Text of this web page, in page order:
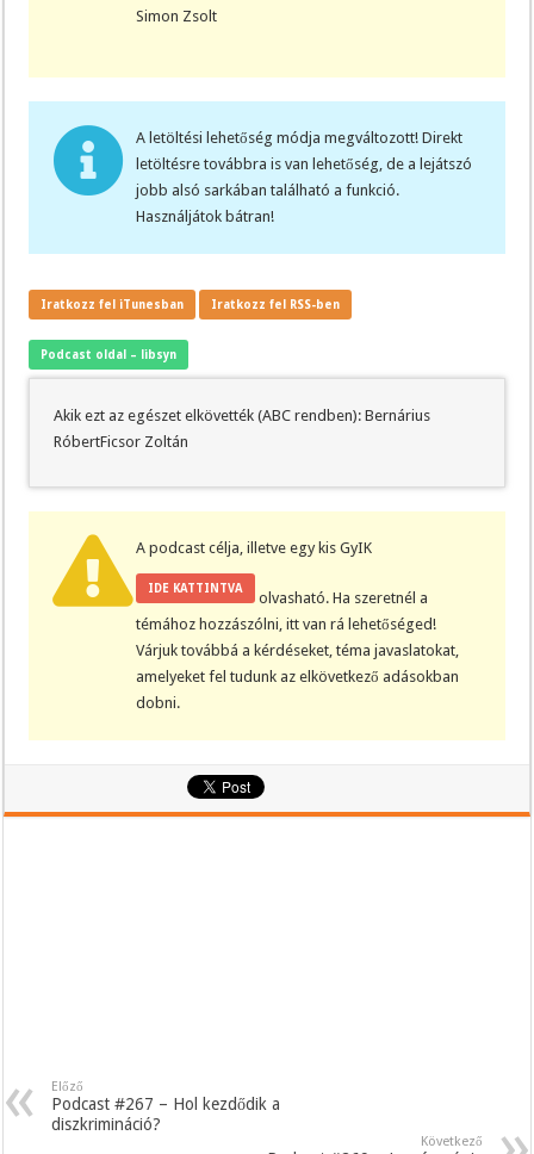
Simon Zsolt
A letöltési lehetőség módja megváltozott! Direkt
letöltésre továbbra is van lehetőség, de a lejátszó
jobb alsó sarkában található a funkció.
Használjátok bátran!
Iratkozz fel iTunesban Iratkozz fel RSS-ben
Podcast oldal – libsyn
Akik ezt az egészet elkövették (ABC rendben): Bernárius
RóbertFicsor Zoltán
A podcast célja, illetve egy kis GyIK
IDE KATTINTVA
olvasható. Ha szeretnél a
témához hozzászólni, itt van rá lehetőséged!
Várjuk továbbá a kérdéseket, téma javaslatokat,
amelyeket fel tudunk az elkövetkező adásokban
dobni.
Előző
Podcast #267 – Hol kezdődik a
diszkrimináció?
Következő